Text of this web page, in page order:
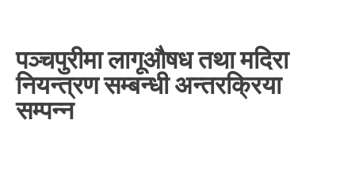
पञ्चपुरीमा लागूऔषध तथा मदिरा
नियन्त्रण सम्बन्धी अन्तरक्रिया
सम्पन्न